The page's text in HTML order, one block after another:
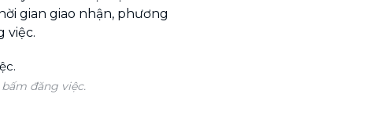
gian giao nhận, phương
việc.
đăng việc.